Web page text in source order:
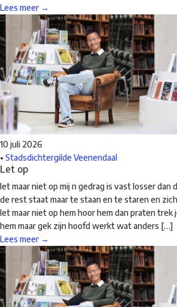
Lees meer →
10 juli 2026
• Stadsdichtergilde Veenendaal
Let op
let maar niet op mij n gedrag is vast losser dan
de rest staat maar te staan en te staren en
let maar niet op hem hoor hem dan praten trek
hem maar gek zijn hoofd werkt wat anders […]
Lees meer →